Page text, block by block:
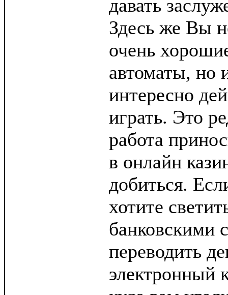
давать
Здесь же Вы
очень
автоматы, но
интересно
играть. Это
работа
в онлайн
добиться.
хотите
банковскими
переводить
электронный